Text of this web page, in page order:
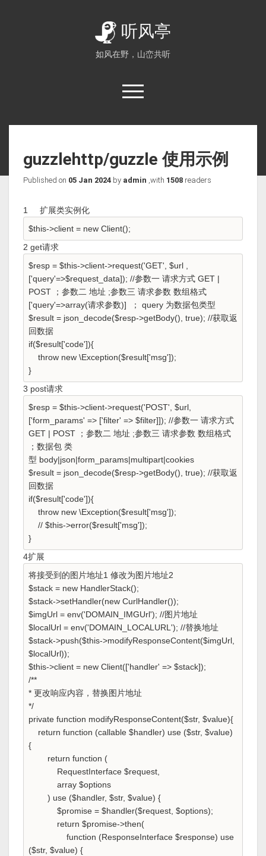
听风亭
如风在野，山峦共听
guzzlehttp/guzzle 使用示例
Published on 05 Jan 2024 by admin ,with 1508 readers
1 扩展类实例化
$this->client = new Client();
2 get请求
$resp = $this->client->request('GET', $url ,
['query'=>$request_data]); //参数一 请求方式 GET |
POST ；参数二 地址 ;参数三 请求参数 数组格式
['query'=>array(请求参数)] ； query 为数据包类型
$result = json_decode($resp->getBody(), true); //获取返
回数据
if($result['code']){
throw new \Exception($result['msg']);
}
3 post请求
$resp = $this->client->request('POST', $url,
['form_params' => ['filter' => $filter]]); //参数一 请求方式
GET | POST ；参数二 地址 ;参数三 请求参数 数组格式
；数据包 类
型 body|json|form_params|multipart|cookies
$result = json_decode($resp->getBody(), true); //获取返
回数据
if($result['code']){
throw new \Exception($result['msg']);
// $this->error($result['msg']);
}
4扩展
将接受到的图片地址1 修改为图片地址2
$stack = new HandlerStack();
$stack->setHandler(new CurlHandler());
$imgUrl = env('DOMAIN_IMGUrl'); //图片地址
$localUrl = env('DOMAIN_LOCALURL'); //替换地址
$stack->push($this->modifyResponseContent($imgUrl,
$localUrl));
$this->client = new Client(['handler' => $stack]);
/**
* 更改响应内容，替换图片地址
*/
private function modifyResponseContent($str, $value){
return function (callable $handler) use ($str, $value)
{
return function (
RequestInterface $request,
array $options
) use ($handler, $str, $value) {
$promise = $handler($request, $options);
return $promise->then(
function (ResponseInterface $response) use
($str, $value) {